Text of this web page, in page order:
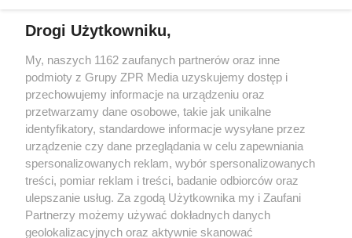
Żaden utwór zamieszczony w serwisie nie może być powielany i
rozpowszechniany lub dalej rozpowszechniany w jakikolwiek sposób (w
tym także elektroniczny lub mechaniczny) na jakimkolwiek polu
eksploatacji w jakiejkolwiek formie, włącznie z umieszczaniem w
Internecie bez pisemnej zgody właściciela praw. Jakiekolwiek użycie lub
wykorzystanie utworów w całości lub w części z naruszeniem prawa,
tzn. bez właściwej zgody, jest zabronione pod groźbą kary i może być
ścigane prawnie.
Drogi Użytkowniku,
My, naszych 1162 zaufanych partnerów oraz inne
podmioty z Grupy ZPR Media uzyskujemy dostęp i
przechowujemy informacje na urządzeniu oraz
przetwarzamy dane osobowe, takie jak unikalne
identyfikatory, standardowe informacje wysyłane przez
urządzenie czy dane przeglądania w celu zapewniania
spersonalizowanych reklam, wybór spersonalizowanych
treści, pomiar reklam i treści, badanie odbiorców oraz
ulepszanie usług. Za zgodą Użytkownika my i Zaufani
Partnerzy możemy używać dokładnych danych
geolokalizacyjnych oraz aktywnie skanować